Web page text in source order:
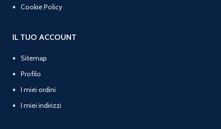
Cookie Policy
IL TUO ACCOUNT
Sitemap
Profilo
I miei ordini
I miei indirizzi